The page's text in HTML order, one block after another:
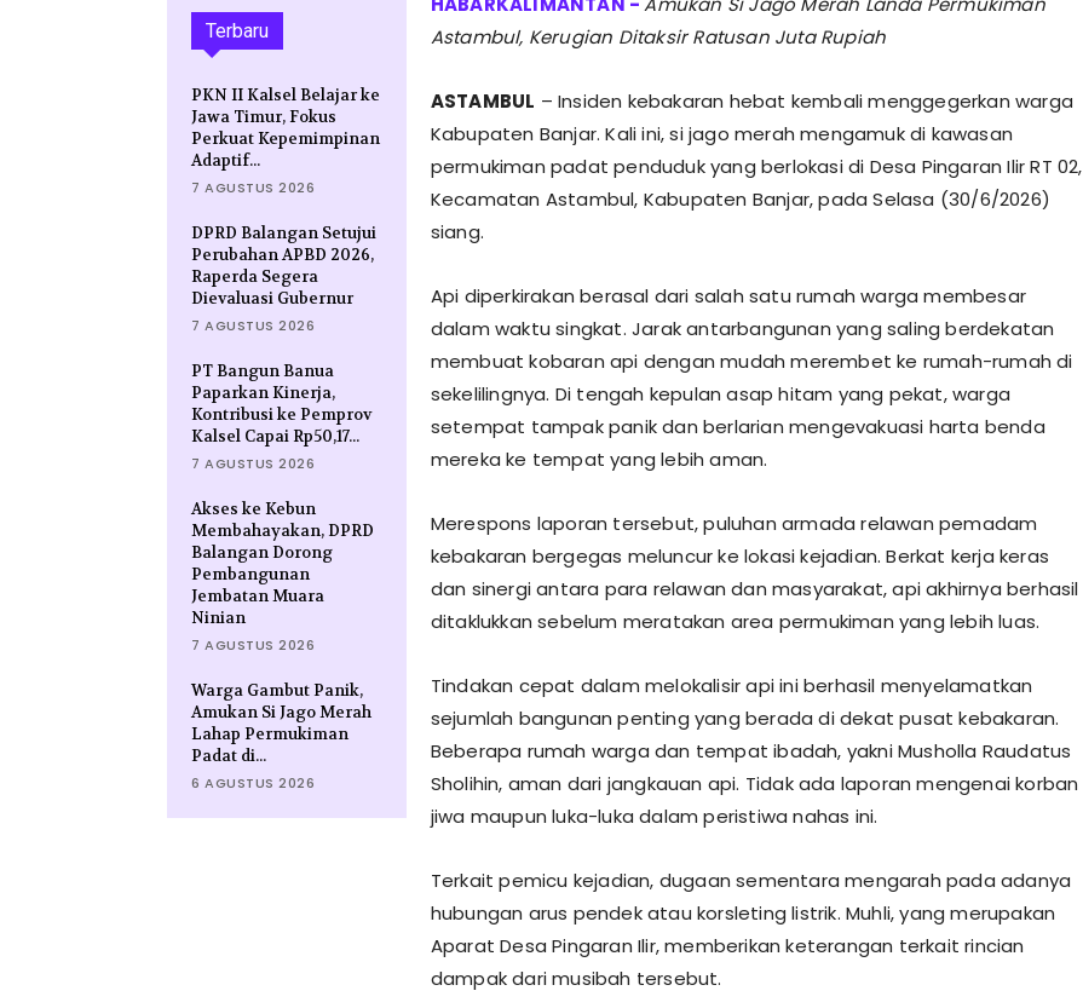
Terbaru
PKN II Kalsel Belajar ke
Jawa Timur, Fokus
Perkuat Kepemimpinan
Adaptif...
7 AGUSTUS 2026
DPRD Balangan Setujui
Perubahan APBD 2026,
Raperda Segera
Dievaluasi Gubernur
7 AGUSTUS 2026
PT Bangun Banua
Paparkan Kinerja,
Kontribusi ke Pemprov
Kalsel Capai Rp50,17...
7 AGUSTUS 2026
Akses ke Kebun
Membahayakan, DPRD
Balangan Dorong
Pembangunan
Jembatan Muara
Ninian
7 AGUSTUS 2026
Warga Gambut Panik,
Amukan Si Jago Merah
Lahap Permukiman
Padat di...
6 AGUSTUS 2026
Astambul, Kerugian Ditaksir Ratusan Juta Rupiah
ASTAMBUL – Insiden kebakaran hebat kembali menggegerkan warga
Kabupaten Banjar. Kali ini, si jago merah mengamuk di kawasan
permukiman padat penduduk yang berlokasi di Desa Pingaran Ilir RT 02,
Kecamatan Astambul, Kabupaten Banjar, pada Selasa (30/6/2026)
siang.
​Api diperkirakan berasal dari salah satu rumah warga membesar
dalam waktu singkat. Jarak antarbangunan yang saling berdekatan
membuat kobaran api dengan mudah merembet ke rumah-rumah di
sekelilingnya. Di tengah kepulan asap hitam yang pekat, warga
setempat tampak panik dan berlarian mengevakuasi harta benda
mereka ke tempat yang lebih aman.
​Merespons laporan tersebut, puluhan armada relawan pemadam
kebakaran bergegas meluncur ke lokasi kejadian. Berkat kerja keras
dan sinergi antara para relawan dan masyarakat, api akhirnya berhasil
ditaklukkan sebelum meratakan area permukiman yang lebih luas.
​Tindakan cepat dalam melokalisir api ini berhasil menyelamatkan
sejumlah bangunan penting yang berada di dekat pusat kebakaran.
Beberapa rumah warga dan tempat ibadah, yakni Musholla Raudatus
Sholihin, aman dari jangkauan api. Tidak ada laporan mengenai korban
jiwa maupun luka-luka dalam peristiwa nahas ini.
​Terkait pemicu kejadian, dugaan sementara mengarah pada adanya
hubungan arus pendek atau korsleting listrik. Muhli, yang merupakan
Aparat Desa Pingaran Ilir, memberikan keterangan terkait rincian
dampak dari musibah tersebut.